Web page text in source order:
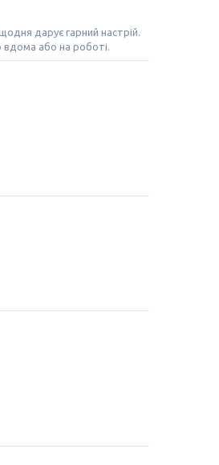
дарує гарний настрій.
вдома або на роботі.